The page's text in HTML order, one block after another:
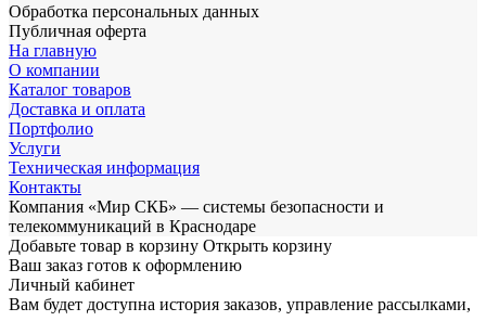
Обработка персональных данных
Публичная оферта
На главную
О компании
Каталог товаров
Доставка и оплата
Портфолио
Услуги
Техническая информация
Контакты
Компания «Мир СКБ» — системы безопасности и
телекоммуникаций в Краснодаре
Добавьте товар в корзину Открыть корзину
Ваш заказ готов к оформлению
Личный кабинет
Вам будет доступна история заказов, управление рассылками,